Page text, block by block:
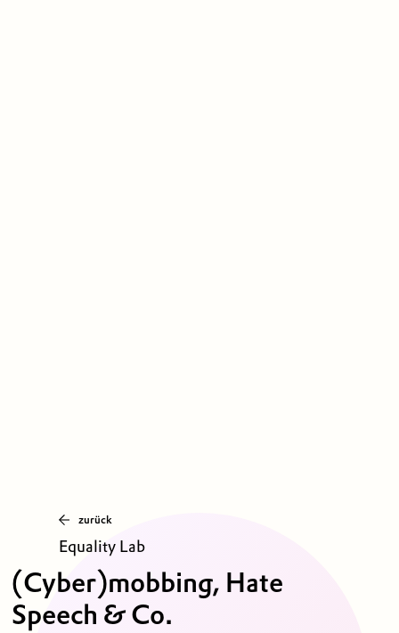
zurück
Equality Lab
(Cyber)mobbing, Hate
Speech & Co.